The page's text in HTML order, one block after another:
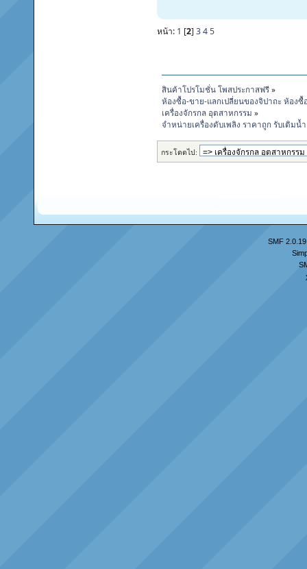
หน้า: 1 [2] 345
สินค้าโปรโมชั่น โพสประกาสฟรี»
ห้องซื้อ-ขาย-แลกเปลี่ยนของจิปาถะ ห้อง
เครื่องจักรกล อุตสาหกรรม »
จำหน่ายเครื่องดับเพลิง ราคาถูก รับเติม
กระโดดไป:
SMF 2.0.19